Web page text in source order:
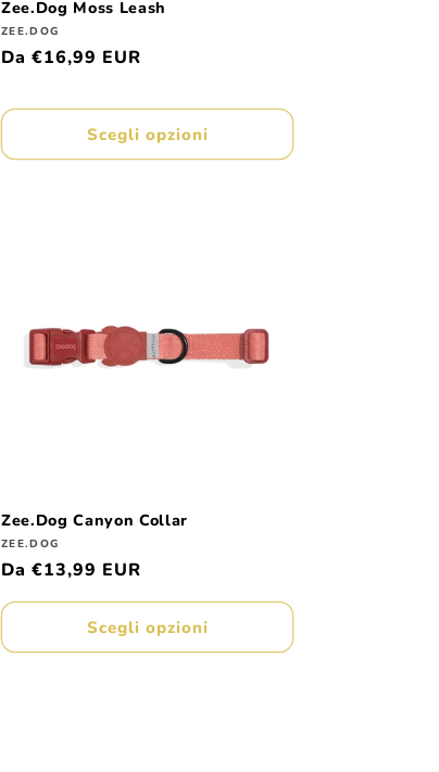
Zee.Dog Moss Leash
Produttore:
ZEE.DOG
Prezzo
listino
Da €16,99 EUR
Scegli opzioni
Zee.Dog Canyon Collar
Produttore:
ZEE.DOG
Prezzo
di
Da €13,99 EUR
Scegli opzioni